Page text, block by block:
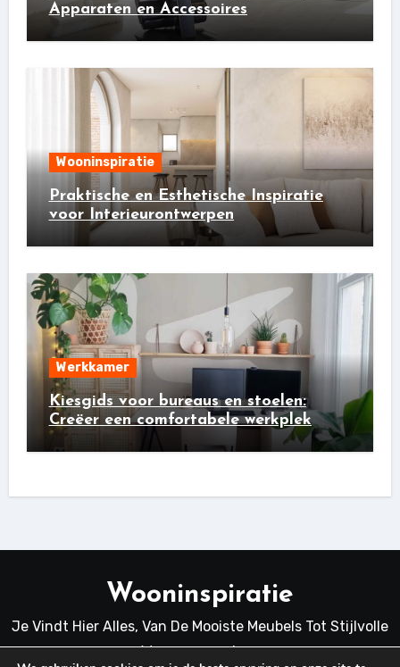
Apparaten en Accessoires
Wooninspiratie
Praktische en Esthetische Inspiratie
voor Interieurontwerpen
Werkkamer
Kiesgids voor bureaus en stoelen:
Creëer een comfortabele werkplek
Wooninspiratie
Je Vindt Hier Alles, Van De Mooiste Meubels Tot Stijlvolle
Woonaccessoires.